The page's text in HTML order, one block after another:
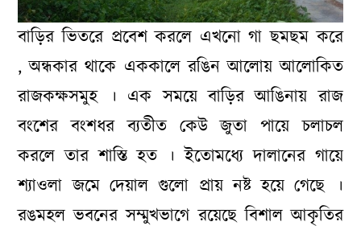
বাড়ির ভিতরে প্রবেশ করলে এখনো গা ছমছম করে
, অন্ধকার থাকে এককালে রঙিন আলোয় আলোকিত
রাজকক্ষসমুহ । এক সময়ে বাড়ির আঙিনায় রাজ
বংশের বংশধর ব্যতীত কেউ জুতা পায়ে চলাচল
করলে তার শাস্তি হত । ইতোমধ্যে দালানের গায়ে
শ্যাওলা জমে দেয়াল গুলো প্রায় নষ্ট হয়ে গেছে ।
রঙমহল ভবনের সম্মুখভাগে রয়েছে বিশাল আকৃতির